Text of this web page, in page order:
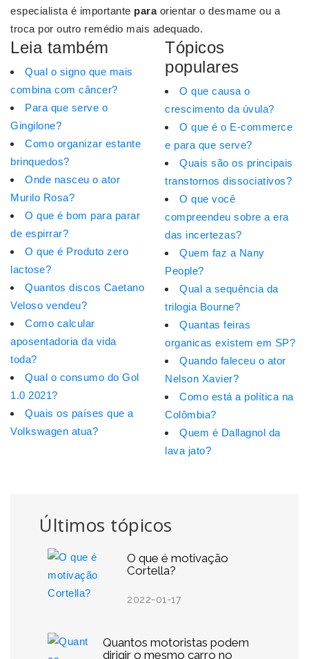
Últimos tópicos
O que é motivação
Cortella?
2022-01-17
Quantos motoristas podem
dirigir o mesmo carro no
especialista é importante paraorientar o desmame ou a
troca por outro remédio mais adequado.
Leia também
Qual o signo que mais
combina com câncer?
Para que serve o
Gingilone?
Como organizar estante
brinquedos?
Onde nasceu o ator
Murilo Rosa?
O que é bom para parar
de espirrar?
O que é Produto zero
lactose?
Quantos discos Caetano
Veloso vendeu?
Como calcular
aposentadoria da vida
toda?
Qual o consumo do Gol
1.0 2021?
Quais os países que a
Volkswagen atua?
Tópicos
populares
O que causa o
crescimento da úvula?
O que é o E-commerce
e para que serve?
Quais são os principais
transtornos dissociativos?
O que você
compreendeu sobre a era
das incertezas?
Quem faz a Nany
People?
Qual a sequência da
trilogia Bourne?
Quantas feiras
organicas existem em SP?
Quando faleceu o ator
Nelson Xavier?
Como está a política na
Colômbia?
Quem é Dallagnol da
lava jato?